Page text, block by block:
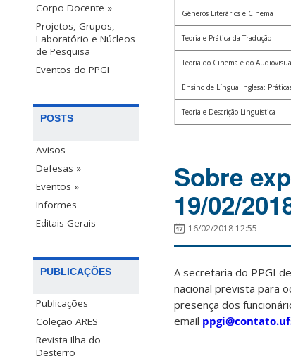
Corpo Docente »
Projetos, Grupos,
Laboratório e Núcleos
de Pesquisa
Eventos do PPGI
POSTS
Avisos
Defesas »
Eventos »
Informes
Editais Gerais
PUBLICAÇÕES
Publicações
Coleção ARES
Revista Ilha do
Desterro
Gêneros Literários e Cinema
Teoria e Prática da Tradução
Teoria do Cinema e do
Ensino de Língua Inglesa:
Teoria e Descrição Linguística
Sobre
19/02/
16/02/2018 12:55
A secretaria do PPGI
nacional prevista para
presença dos
email